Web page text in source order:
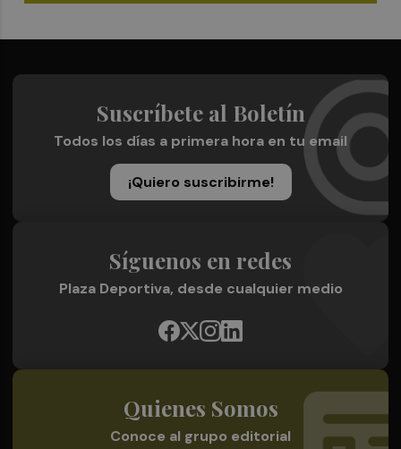
Suscríbete al Boletín
Todos los días a primera hora en tu email
¡Quiero suscribirme!
Síguenos en redes
Plaza Deportiva, desde cualquier medio
Quienes Somos
Conoce al grupo editorial